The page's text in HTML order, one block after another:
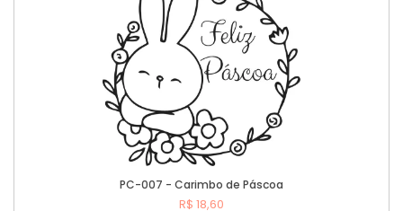
PC-007 - Carimbo de Páscoa
R$ 18,60